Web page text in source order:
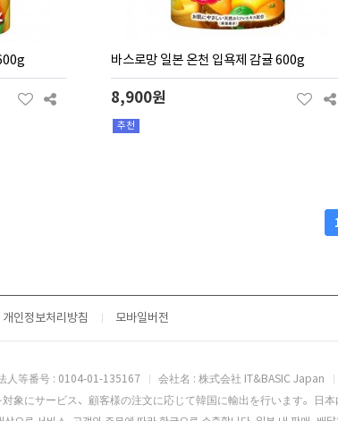
바스로망 일본 온천 입욕제 감귤 600g
8,900원
추천
개인정보처리방침 모바일버전
人等番号 : 0104-01-135167 会社名 : 株式会社 IT&BASIC Japan
象にサービス、顧客様の注文に応じて韓国に輸出を行います。日本